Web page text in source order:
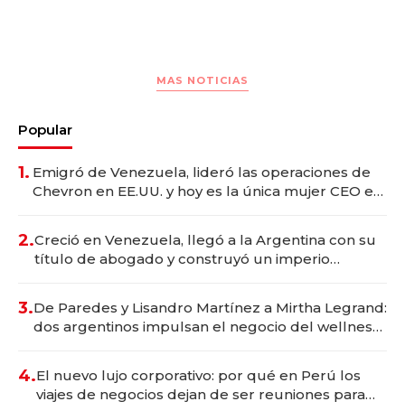
MAS NOTICIAS
Popular
1. Emigró de Venezuela, lideró las operaciones de
Chevron en EE.UU. y hoy es la única mujer CEO en
2.Creció en Venezuela, llegó a la Argentina con su
título de abogado y construyó un imperio
3.De Paredes y Lisandro Martínez a Mirtha Legrand:
dos argentinos impulsan el negocio del wellness
4.El nuevo lujo corporativo: por qué en Perú los
viajes de negocios dejan de ser reuniones para